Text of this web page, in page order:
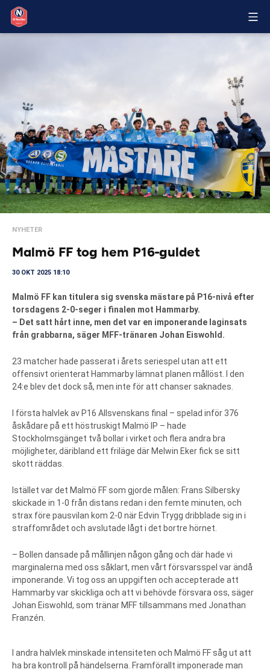
NYHETER
Malmö FF tog hem P16-guldet
30 OKT 2025 18:10
Malmö FF kan titulera sig svenska mästare på P16-nivå efter
torsdagens 2-0-seger i finalen mot Hammarby.
– Det satt hårt inne, men det var en imponerande laginsats
från grabbarna, säger MFF-tränaren Johan Eiswohld.
23 matcher hade passerat i årets seriespel utan att ett
offensivt orienterat Hammarby lämnat planen mållöst. I den
24:e blev det dock så, men inte för att chanser saknades.
I första halvlek av P16 Allsvenskans final – spelad inför 376
åskådare på ett höstruskigt Malmö IP – hade
Stockholmsgänget två bollar i virket och flera andra bra
möjligheter, däribland ett friläge där Melwin Eker fick se sitt
skott räddas.
Istället var det Malmö FF som gjorde målen: Frans Silbersky
skickade in 1-0 från distans redan i den femte minuten, och
strax före pausvilan kom 2-0 när Edvin Trygg dribblade sig in i
straffområdet och avslutade lågt i det bortre hörnet.
– Bollen dansade på mållinjen någon gång och där hade vi
marginalerna med oss såklart, men vårt försvarsspel var ändå
imponerande. Vi tog oss an uppgiften och accepterade att
Hammarby var skickliga och att vi behövde försvara oss, säger
Johan Eiswohld, som tränar MFF tillsammans med Jonathan
Franzén.
I andra halvlek minskade intensiteten och Malmö FF såg ut att
ha bra kontroll på händelserna. Framförallt imponerade man